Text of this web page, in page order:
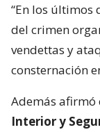
“En los últimos
del crimen
vendettas y
consternación
Además afirmó
Interior y